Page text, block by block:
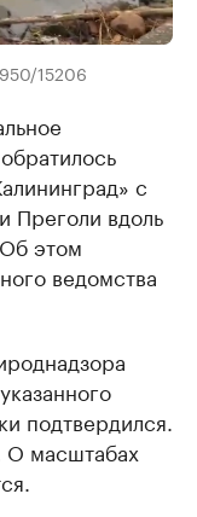
15206
с
Преголи вдоль
этом
ведомства
подтвердился.
О масштабах